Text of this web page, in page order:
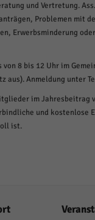
und Vertretung.
Problemen mit
Erwerbsminderung
8 bis 12 Uhr im
Anmeldung unter
im Jahresbeitrag
und kostenlose
ist.
grundlegende
Cookie-
Informationen anonym.
Website nutzen.